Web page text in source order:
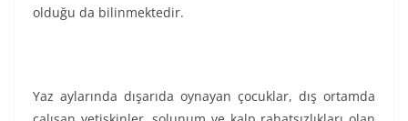
olduğu da bilinmektedir.
Yaz aylarında dışarıda oynayan çocuklar, dış ortamda